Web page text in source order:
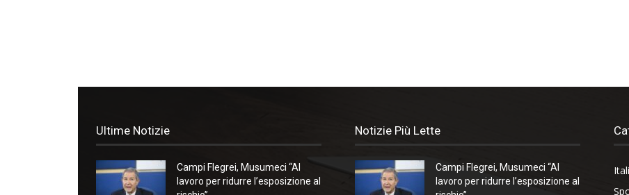
Ultime Notizie
Campi Flegrei, Musumeci “Al
lavoro per ridurre l’esposizione al
Notizie Più Lette
Campi Flegrei, Musumeci “Al
lavoro per ridurre l’esposizione al